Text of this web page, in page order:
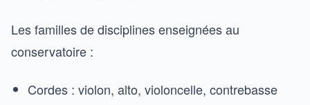
Les familles de disciplines enseignées au
conservatoire :
Cordes : violon, alto, violoncelle, contrebasse